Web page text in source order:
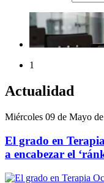
1
Actualidad
Miércoles 09 de Mayo
El grado en
a encabezar el